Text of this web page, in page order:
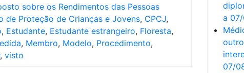
sobre os Rendimentos das Pessoas
de Proteção de Crianças e Jovens, CPCJ,
, Estudante, Estudante estrangeiro, Floresta,
, Membro, Modelo, Procedimento,
, visto
a
07/